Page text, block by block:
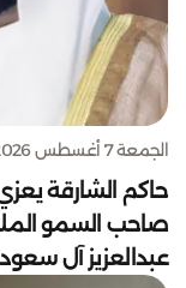
الجمعة 7 أغسطس 2026
حاكم الشارقة
صاحب السمو
عبدالعزيز آل سعود